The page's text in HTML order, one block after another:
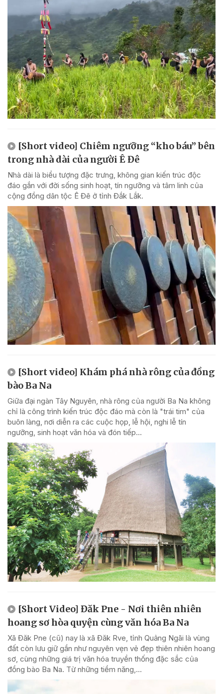
[Short video] Chiêm ngưỡng “kho báu” bên
trong nhà dài của người Ê Đê
Nhà dài là biểu tượng đặc trưng, không gian kiến trúc độc
đáo gắn với đời sống sinh hoạt, tín ngưỡng và tâm linh của
cộng đồng dân tộc Ê Đê ở tỉnh Đắk Lắk.
[Short video] Khám phá nhà rông của đồng
bào Ba Na
Giữa đại ngàn Tây Nguyên, nhà rông của người Ba Na không
chỉ là công trình kiến trúc độc đáo mà còn là "trái tim" của
buôn làng, nơi diễn ra các cuộc họp, lễ hội, nghi lễ tín
ngưỡng, sinh hoạt văn hóa và đón tiếp...
[Short Video] Đăk Pne - Nơi thiên nhiên
hoang sơ hòa quyện cùng văn hóa Ba Na
Xã Đăk Pne (cũ) nay là xã Đăk Rve, tỉnh Quảng Ngãi là vùng
đất còn lưu giữ gần như nguyên vẹn vẻ đẹp thiên nhiên hoang
sơ, cùng những giá trị văn hóa truyền thống đặc sắc của
đồng bào Ba Na. Từ những tiềm năng,...